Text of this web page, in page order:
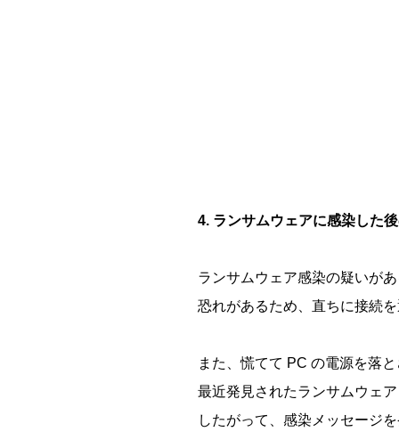
4. ランサムウェアに感染した
ランサムウェア感染の疑いが
恐れがあるため、直ちに接続
また、慌てて PC の電源を落
最近発見されたランサムウェ
したがって、感染メッセージ